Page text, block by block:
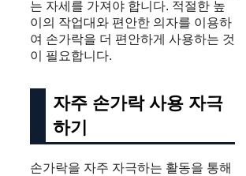
는 자세를 가져야 합니다. 적절한 높
이의 작업대와 편안한 의자를 이용하
여 손가락을 더 편안하게 사용하는 것
이 필요합니다.
자주 손가락 사용 자극
하기
손가락을 자주 자극하는 활동을 통해